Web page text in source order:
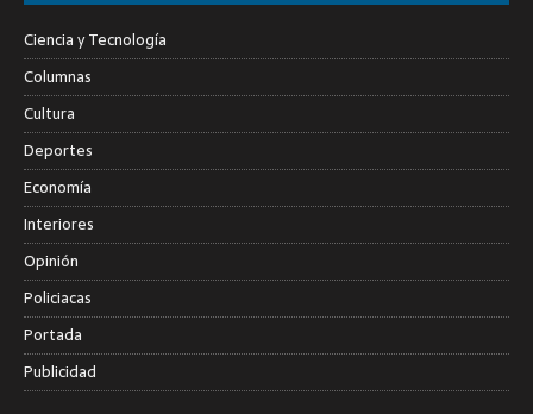
Ciencia y Tecnología
Columnas
Cultura
Deportes
Economía
Interiores
Opinión
Policiacas
Portada
Publicidad